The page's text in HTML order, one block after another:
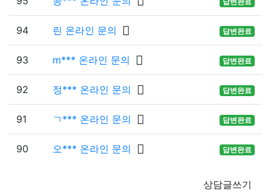
94 린 온라인 문의 답변완료
93 m*** 온라인 문의 답변완료
92 정*** 온라인 문의 답변완료
91 ㄱ*** 온라인 문의 답변완료
90 오*** 온라인 문의 답변완료
상담글쓰기